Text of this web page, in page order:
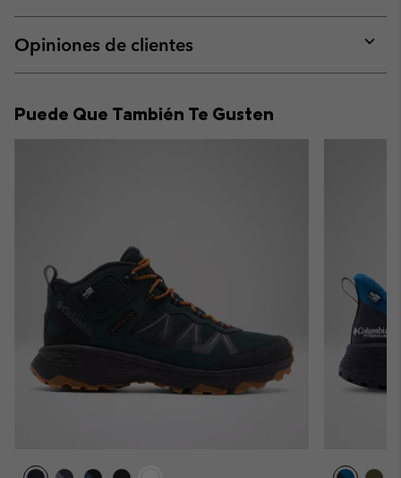
or
Opiniones de clientes
or
Puede Que También Te Gusten